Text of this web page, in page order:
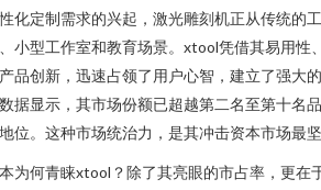
化定制需求的兴起，激光雕刻机正从传统的
小型工作室和教育场景。xtool凭借其易用性
品创新，迅速占领了用户心智，建立了强大
据显示，其市场份额已超越第二名至第十名
位。这种市场统治力，是其冲击资本市场最坚
为何青睐xtool？除了其亮眼的市占率，更在